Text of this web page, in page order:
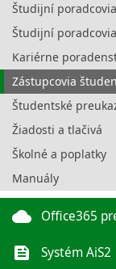
Študijní poradcovia
Študijní
Kariérne
Zástupcovia
Študentské
Žiadosti a tlačivá
Školné a poplatky
Manuály
cloud Office365
feed Systém AiS2